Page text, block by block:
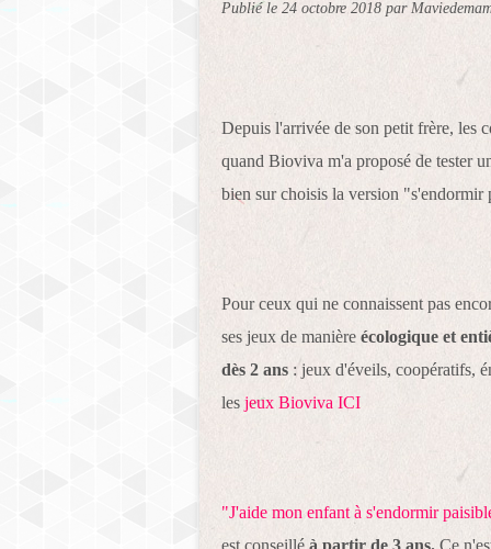
Publié le 24 octobre 2018 par
Depuis l'arrivée de son petit frère, les
quand Bioviva m'a proposé de tester
bien sur choisis la version "s'endormir
Pour ceux qui ne connaissent pas
ses jeux de manière écologique et
dès 2 ans : jeux d'éveils, coopératifs,
les jeux Bioviva ICI
"J'aide mon enfant à s'endormir
est conseillé à partir de 3 ans. Ce